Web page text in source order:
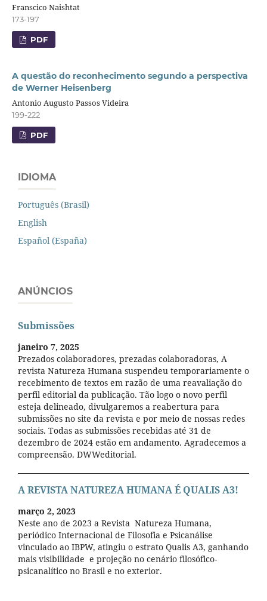
Franscico Naishtat
173-197
PDF
A questão do reconhecimento segundo a perspectiva
de Werner Heisenberg
Antonio Augusto Passos Videira
199-222
PDF
IDIOMA
Português (Brasil)
English
Español (España)
ANÚNCIOS
Submissões
janeiro 7, 2025
Prezados colaboradores, prezadas colaboradoras, A
revista Natureza Humana suspendeu temporariamente o
recebimento de textos em razão de uma reavaliação do
perfil editorial da publicação. Tão logo o novo perfil
esteja delineado, divulgaremos a reabertura para
submissões no site da revista e por meio de nossas redes
sociais. Todas as submissões recebidas até 31 de
dezembro de 2024 estão em andamento. Agradecemos a
compreensão. DWWeditorial.
A REVISTA NATUREZA HUMANA É QUALIS A3!
março 2, 2023
Neste ano de 2023 a Revista Natureza Humana,
periódico Internacional de Filosofia e Psicanálise
vinculado ao IBPW, atingiu o estrato Qualis A3, ganhando
mais visibilidade e projeção no cenário filosófico-
psicanalítico no Brasil e no exterior.